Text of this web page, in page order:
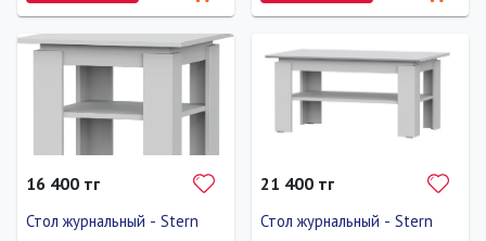
Длина Ширина
90 см
Высота
40 см
Длина
0 см
Ширина
60 см
Высота
40 см
16 400 тг
Стол журнальный - Stern
21 400 тг
Стол журнальный - Stern